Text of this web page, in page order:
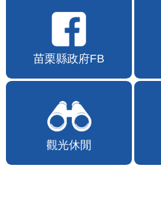
苗栗縣政府FB
觀光休閒